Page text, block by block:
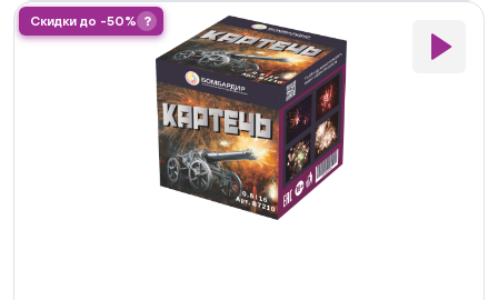
Скидки до -50% ?